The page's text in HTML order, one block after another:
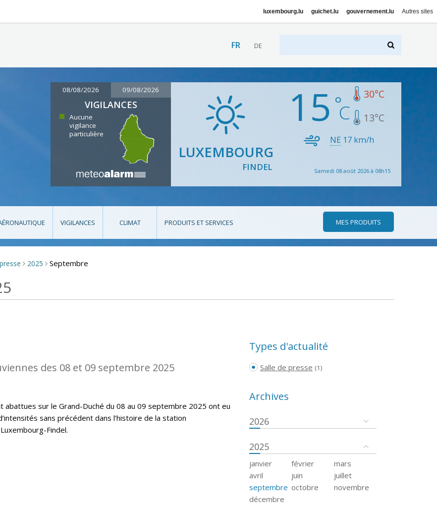
luxembourg.lu guichet.lu gouvernement.lu Autres sites
FR DE
08/08/2026 09/08/2026
VIGILANCES
Aucune
vigilance
particulière
LUXEMBOURG
FINDEL
15 30°C
13°C
NE 17 km/h
Samedi 08 août 2026 à 08h15
VIGILANCES CLIMAT PRODUITS ET SERVICES MES PRODUITS
> 2025 > Septembre
des 08 et 09 septembre 2025
abattues sur le Grand-Duché du 08 au 09 septembre 2025 ont eu
sans précédent dans l’histoire de la station
Findel.
Types d'actualité
Salle de presse (1)
Archives
2026
2025
janvier février
mars
avril
juin
juillet
septembre octobre
novembre
décembre